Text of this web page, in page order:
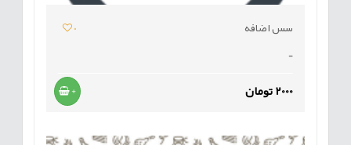
سس اضافه
0
-
2000 تومان +